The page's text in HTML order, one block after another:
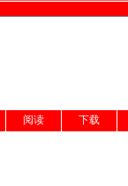
阅读 下载